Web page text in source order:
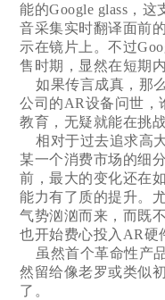
能的Google glass，
音采集实时翻译面前
示在镜片上。不过
售时期，显然在短期
如果传言成真，那
公司的AR设备问世，
教育，无疑就能在挑
相对于过去追求高
某一个消费市场的细
前，最大的变化还在
能力有了质的提升。
气势汹汹而来，而既
也开始费心投入AR硬
虽然首个革命性产
然留给像老罗或类似
了。